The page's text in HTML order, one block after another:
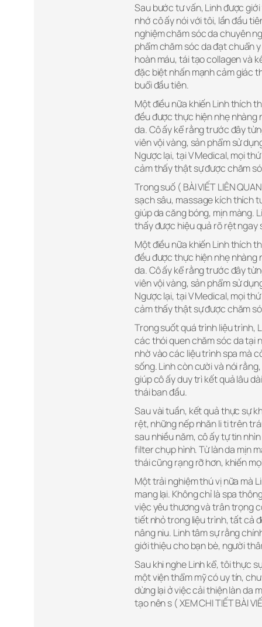
Sau bước tư vấn, Linh được
nhớ cô ấy nói với tôi, lần đầu
nghiệm chăm sóc da chuyên
phẩm chăm sóc da đạt chuẩn
hoàn máu, tái tạo collagen và
đặc biệt nhấn mạnh cảm giác
buổi đầu tiên.
Một điều nữa khiến Linh thích
đều được thực hiện nhẹ nhàng
da. Cô ấy kể rằng trước đây
viên vội vàng, sản phẩm sử
Ngược lại, tại V Medical, mọi
cảm thấy thật sự được chăm
Trong suố ( BÀI VIẾT LIÊN
sạch sâu, massage kích thích
giúp da căng bóng, mịn màng.
thấy được hiệu quả rõ rệt ngay
Một điều nữa khiến Linh thích
đều được thực hiện nhẹ nhàng
da. Cô ấy kể rằng trước đây
viên vội vàng, sản phẩm sử
Ngược lại, tại V Medical, mọi
cảm thấy thật sự được chăm
Trong suốt quá trình liệu trình,
các thói quen chăm sóc da tại
nhờ vào các liệu trình spa mà
sống. Linh còn cười và nói
giúp cô ấy duy trì kết quả lâu
thái ban đầu.
Sau vài tuần, kết quả thực sự
rệt, những nếp nhăn li ti trên
sau nhiều năm, cô ấy tự tin
filter chụp hình. Từ làn da mịn
thái cũng rạng rỡ hơn, khiến
Một trải nghiệm thú vị nữa mà
mang lại. Không chỉ là spa
việc yêu thương và trân trọng
tiết nhỏ trong liệu trình, tất cả
nâng niu. Linh tâm sự rằng
giới thiệu cho bạn bè, người
Sau khi nghe Linh kể, tôi thực
một viện thẩm mỹ có uy tín,
dừng lại ở việc cải thiện làn da
tạo nên s ( XEM CHI TIẾT BÀI